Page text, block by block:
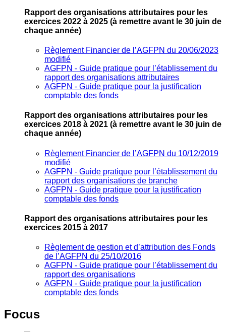
Rapport des organisations attributaires pour les
exercices 2022 à 2025 (à remettre avant le 30 juin de
chaque année)
Règlement Financier de l’AGFPN du 20/06/2023
modifié
AGFPN ‐ Guide pratique pour l’établissement du
rapport des organisations attributaires
AGFPN ‐ Guide pratique pour la justification
comptable des fonds
Rapport des organisations attributaires pour les
exercices 2018 à 2021 (à remettre avant le 30 juin de
chaque année)
Règlement Financier de l’AGFPN du 10/12/2019
modifié
AGFPN ‐ Guide pratique pour l’établissement du
rapport des organisations de branche
AGFPN ‐ Guide pratique pour la justification
comptable des fonds
Rapport des organisations attributaires pour les
exercices 2015 à 2017
Règlement de gestion et d’attribution des Fonds
de l’AGFPN du 25/10/2016
AGFPN ‐ Guide pratique pour l’établissement du
rapport des organisations
AGFPN ‐ Guide pratique pour la justification
comptable des fonds
Focus